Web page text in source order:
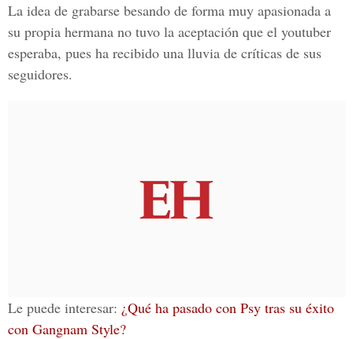
La idea de grabarse besando de forma muy apasionada a
su propia hermana no tuvo la aceptación que el youtuber
esperaba, pues ha recibido una lluvia de críticas de sus
seguidores.
Le puede interesar: ¿Qué ha pasado con Psy tras su éxito
con Gangnam Style?